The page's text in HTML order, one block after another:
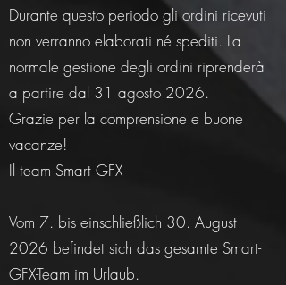
Durante questo periodo gli ordini ricevuti
non verranno elaborati né spediti. La
normale gestione degli ordini riprenderà
a partire dal 31 agosto 2026.
Grazie per la comprensione e buone
vacanze!
Il team Smart GFX
———
Vom 7. bis einschließlich 30. August
2026 befindet sich das gesamte Smart-
GFX-Team im Urlaub.